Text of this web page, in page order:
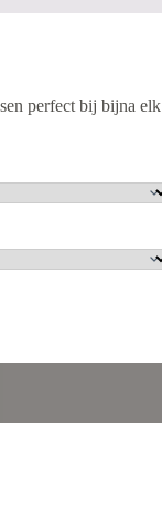
perfect bij bijna elk